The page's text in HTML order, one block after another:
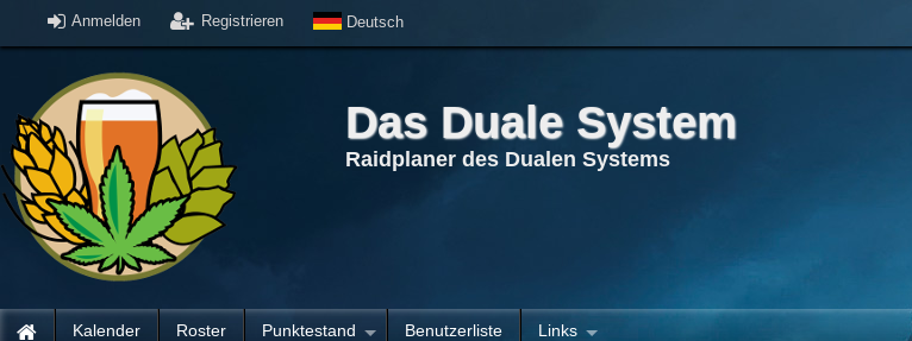
Anmelden Registrieren Deutsch
Das Duale System
Raidplaner des Dualen Systems
Kalender Roster Punktestand Benutzerliste Links